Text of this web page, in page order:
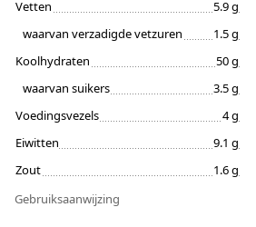
Vetten
5.9 g
waarvan verzadigde vetzuren
1.5 g
Koolhydraten
50 g
waarvan suikers
3.5 g
Voedingsvezels
4 g
Eiwitten
9.1 g
Zout
1.6 g
Gebruiksaanwijzing